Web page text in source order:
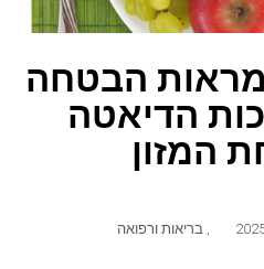
תוכניות FIM מראות הבטחה
הדיאטה
המזון
בריאות ורפואה